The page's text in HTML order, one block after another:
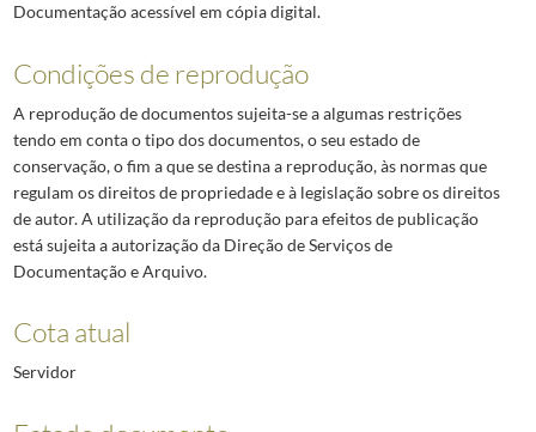
Documentação acessível em cópia digital.
Condições de reprodução
A reprodução de documentos sujeita-se a algumas restrições
tendo em conta o tipo dos documentos, o seu estado de
conservação, o fim a que se destina a reprodução, às normas que
regulam os direitos de propriedade e à legislação sobre os direitos
de autor. A utilização da reprodução para efeitos de publicação
está sujeita a autorização da Direção de Serviços de
Documentação e Arquivo.
Cota atual
Servidor